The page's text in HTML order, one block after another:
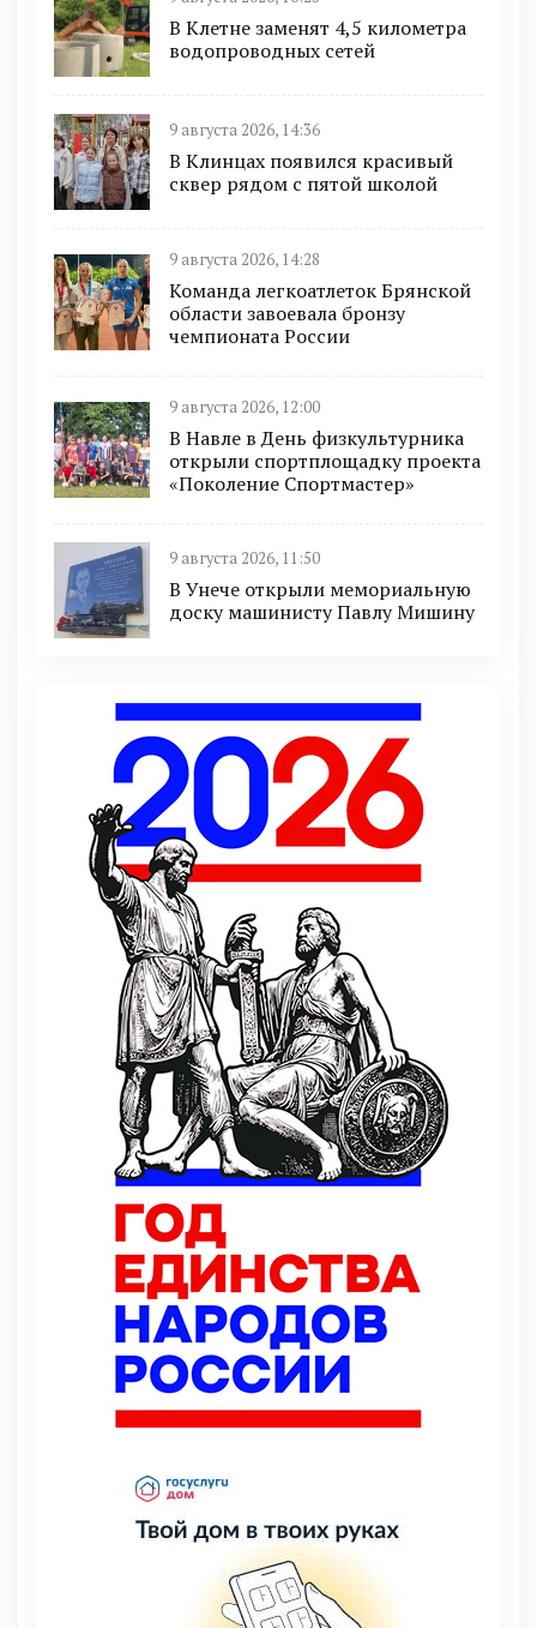
В Клетне заменят 4,5 километра
водопроводных сетей
9 августа 2026, 14:36
В Клинцах появился красивый
сквер рядом с пятой школой
9 августа 2026, 14:28
Команда легкоатлеток Брянской
области завоевала бронзу
чемпионата России
9 августа 2026, 12:00
В Навле в День физкультурника
открыли спортплощадку проекта
«Поколение Спортмастер»
9 августа 2026, 11:50
В Унече открыли мемориальную
доску машинисту Павлу Мишину